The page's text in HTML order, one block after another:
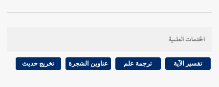
بالماء . وقص الأظفار ، وغسل البراجم ، ونتف الإبط ،
وحلق العانة ، وانتقاص الماء
العاشرة ، إلا أن تكون المضمضة .الخدمات العلمية
تفسير الآية ترجمة علم عناوين الشجرة تخريج حديث